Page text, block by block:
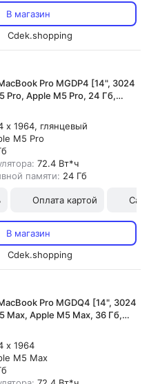
В магазин
Cdek.shopping
Pro MGDP4 [14", 3024
Pro, Apple M5 Pro, 24 Гб,
x 1964, глянцевый
M5 Pro
72.4 Вт*ч
памяти: 24 Гб
Оплата картой
В магазин
Cdek.shopping
Pro MGDQ4 [14", 3024
Max, Apple M5 Max, 36 Гб,
x 1964
M5 Max